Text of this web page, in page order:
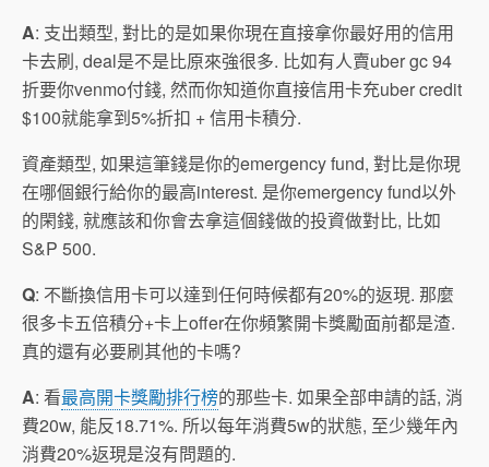
A: 支出類型, 對比的是如果你現在直接拿你最好用的信用
卡去刷, deal是不是比原來強很多. 比如有人賣uber gc 94
折要你venmo付錢, 然而你知道你直接信用卡充uber credit
$100就能拿到5%折扣 + 信用卡積分.
資產類型, 如果這筆錢是你的emergency fund, 對比是你現
在哪個銀行給你的最高interest. 是你emergency fund以外
的閑錢, 就應該和你會去拿這個錢做的投資做對比, 比如
S&P 500.
Q: 不斷換信用卡可以達到任何時候都有20%的返現. 那麼
很多卡五倍積分+卡上offer在你頻繁開卡獎勵面前都是渣.
真的還有必要刷其他的卡嗎?
A: 看最高開卡獎勵排行榜的那些卡. 如果全部申請的話, 消
費20w, 能反18.71%. 所以每年消費5w的狀態, 至少幾年內
消費20%返現是沒有問題的.